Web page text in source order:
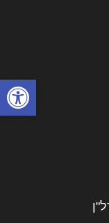
פתח